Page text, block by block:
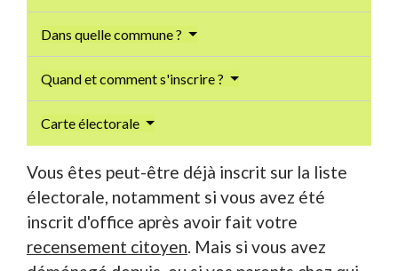
Dans quelle commune ?
Quand et comment s'inscrire ?
Carte électorale
Vous êtes peut-être déjà inscrit sur la liste
électorale, notamment si vous avez été
inscrit d'office après avoir fait votre
recensement citoyen. Mais si vous avez